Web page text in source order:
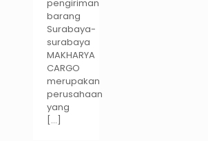
pengiriman
barang
Surabaya-
surabaya
MAKHARYA
CARGO
merupakan
perusahaan
yang
[…]